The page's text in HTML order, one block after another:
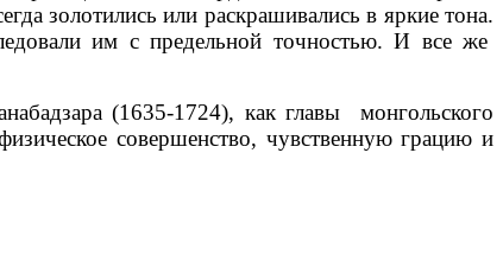
золотились или раскрашивались в яркие тона.
им с предельной точностью. И все же
(1635-1724), как главы монгольского
совершенство, чувственную грацию и